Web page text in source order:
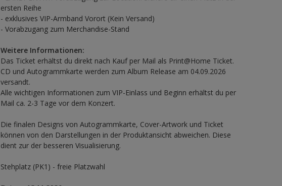
ersten Reihe
- exklusives VIP-Armband Vorort (Kein Versand)
- Vorabzugang zum Merchandise-Stand
Weitere Informationen:
Das Ticket erhältst du direkt nach Kauf per Mail als Print@Home Ticket.
CD und Autogrammkarte werden zum Album Release am 04.09.2026
versandt.
Alle wichtigen Informationen zum VIP-Einlass und Beginn erhältst du per
Mail ca. 2-3 Tage vor dem Konzert.
Die finalen Designs von Autogrammkarte, Cover-Artwork und Ticket
können von den Darstellungen in der Produktansicht abweichen. Diese
dient zur der besseren Visualisierung.
Stehplatz (PK1) - freie Platzwahl